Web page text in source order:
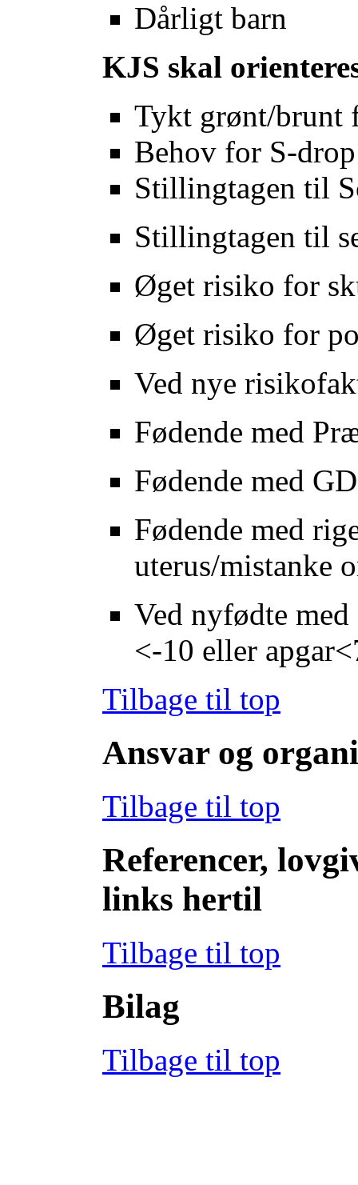
Dårligt barn
KJS skal
Tykt grønt/brunt
Behov for S-
Stillingtagen til
Stillingtagen til
Øget risiko for
Øget risiko for
Ved nye
Fødende med
Fødende med
Fødende med
uterus/mistanke
Ved nyfødte
<-10 eller
Tilbage til top
Ansvar og
Tilbage til top
Referencer,
links hertil
Tilbage til top
Bilag
Tilbage til top